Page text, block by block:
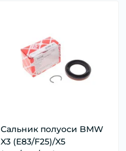
Сальник полуоси BMW
X3 (E83/F25)/X5